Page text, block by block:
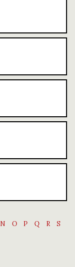
N O P Q R
S